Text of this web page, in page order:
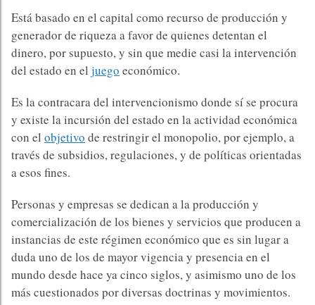
Está basado en el capital como recurso de producción y
generador de riqueza a favor de quienes detentan el
dinero, por supuesto, y sin que medie casi la intervención
del estado en el juego económico.​
Es la contracara del intervencionismo donde sí se procura
y existe la incursión del estado en la actividad económica
con el objetivo de restringir el monopolio, por ejemplo, a
través de subsidios, regulaciones, y de políticas orientadas
a esos fines. ​
Personas y empresas se dedican a la producción y
comercialización de los bienes y servicios que producen a
instancias de este régimen económico que es sin lugar a
duda uno de los de mayor vigencia y presencia en el
mundo desde hace ya cinco siglos, y asimismo uno de los
más cuestionados por diversas doctrinas y movimientos. ​